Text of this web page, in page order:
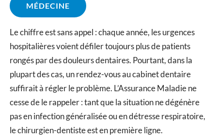
MÉDECINE
Le chiffre est sans appel : chaque année, les urgences
hospitalières voient défiler toujours plus de patients
rongés par des douleurs dentaires. Pourtant, dans la
plupart des cas, un rendez-vous au cabinet dentaire
suffirait à régler le problème. L’Assurance Maladie ne
cesse de le rappeler : tant que la situation ne dégénère
pas en infection généralisée ou en détresse respiratoire,
le chirurgien-dentiste est en première ligne.